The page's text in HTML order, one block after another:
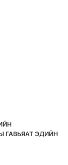
ГАВЬЯАТ ЭДИЙН